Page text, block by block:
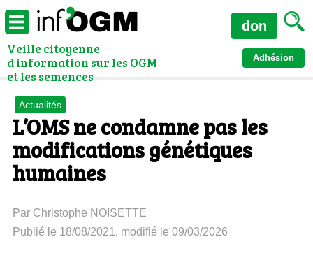
Veille citoyenne
d'information sur les OGM
et les semences
Adhésion
don
Actualités
L’OMS ne condamne pas les
modifications génétiques
humaines
Par Christophe NOISETTE
Publié le 18/08/2021, modifié le 09/03/2026